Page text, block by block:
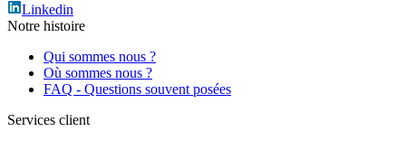
Linkedin
Notre histoire
Qui sommes nous ?
Où sommes nous ?
FAQ - Questions souvent posées
Services client